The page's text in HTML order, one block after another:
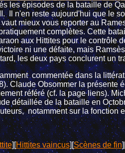
les épisodes de la bataille de
Il n'en reste aujourd'hui que le
mieux vous reporter au
complètes. Cette
aux Hittites pour le contrôle
ni une défaite, mais
les deux pays conclurent un
commentée dans la
Claude Obsommer la présente
référé (cf. la page liens).
détaillée de la bataille en
notamment sur la fonction
][Hittites vaincus][Scènes de fin